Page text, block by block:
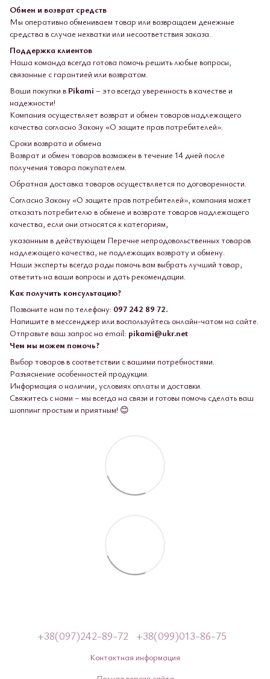
Обмен и возврат средств
Мы оперативно обмениваем товар или возвращаем денежные
средства в случае нехватки или несоответствия заказа.
Поддержка клиентов
Наша команда всегда готова помочь решить любые вопросы,
связанные с гарантией или возвратом.
Ваши покупки в Pikami – это всегда уверенность в качестве и
надежности!
Компания осуществляет возврат и обмен товаров надлежащего
качества согласно Закону «О защите прав потребителей».
Сроки возврата и обмена
Возврат и обмен товаров возможен в течение 14 дней после
получения товара покупателем.
Обратная доставка товаров осуществляется по договоренности.
Согласно Закону «О защите прав потребителей», компания может
отказать потребителю в обмене и возврате товаров надлежащего
качества, если они относятся к категориям,
указанным в действующем Перечне непродовольственных товаров
надлежащего качества, не подлежащих возврату и обмену.
Наши эксперты всегда рады помочь вам выбрать лучший товар,
ответить на ваши вопросы и дать рекомендации.
Как получить консультацию?
Позвоните нам по телефону: 097 242 89 72.
Напишите в мессенджер или воспользуйтесь онлайн-чатом на сайте.
Отправьте ваш запрос на email: pikami@ukr.net
Чем мы можем помочь?
Выбор товаров в соответствии с вашими потребностями.
Разъяснение особенностей продукции.
Информация о наличии, условиях оплаты и доставки.
Свяжитесь с нами – мы всегда на связи и готовы помочь сделать ваш
шоппинг простым и приятным! 😊
+38(097)242-89-72 +38(099)013-86-75
Контактная информация